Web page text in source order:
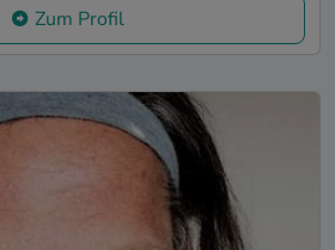
Zum Profil